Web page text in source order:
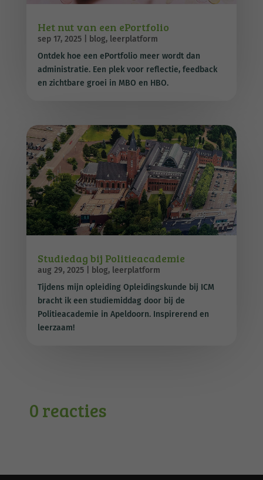
Het nut van een ePortfolio
sep 17, 2025| blog, leerplatform
Ontdek hoe een ePortfolio meer wordt dan
administratie. Een plek voor reflectie, feedback
en zichtbare groei in MBO en HBO.
Studiedag bij Politieacademie
aug 29, 2025| blog, leerplatform
Tijdens mijn opleiding Opleidingskunde bij ICM
bracht ik een studiemiddag door bij de
Politieacademie in Apeldoorn. Inspirerend en
leerzaam!
0 reacties